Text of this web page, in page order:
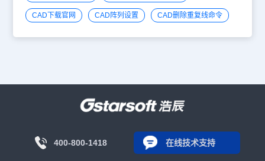
CAD下载官网 CAD阵列设置 CAD删除重复线命令
400-800-1418 在线技术支持